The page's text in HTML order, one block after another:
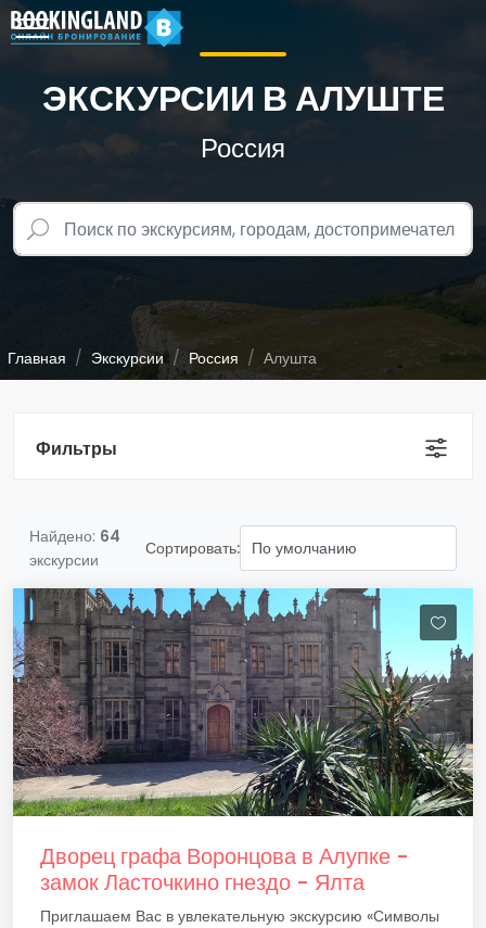
ЭКСКУРСИИ В АЛУШТЕ
Россия
Главная Экскурсии Россия Алушта
Фильтры
Найдено: 64
экскурсии
Сортировать:
Дворец графа Воронцова в Алупке -
замок Ласточкино гнездо - Ялта
Приглашаем Вас в увлекательную экскурсию «Символы